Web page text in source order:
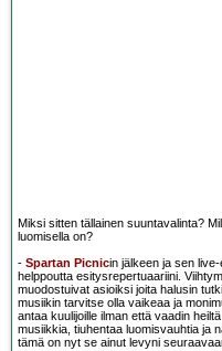
Miksi sitten tällainen suuntavalinta?
luomisella on?
- Spartan Picnicin jälkeen ja sen
helppoutta esitysrepertuaariini.
muodostuivat asioiksi joita halusin
musiikin tarvitse olla vaikeaa ja
antaa kuulijoille ilman että vaadin
musiikkia, tiuhentaa luomisvauhtia ja
tämä on nyt se ainut levyni